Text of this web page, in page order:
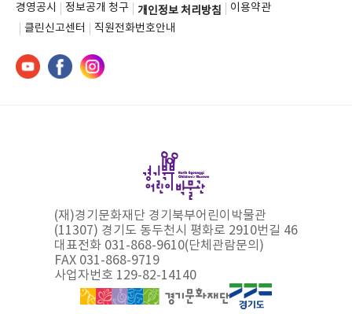
경영공시 정보공개 청구 개인정보 처리방침
이용약관
클린신고센터
직원전화번호안내
(재)경기문화재단 경기북부어린이박물관
(11307) 경기도 동두천시 평화로 2910번길 46
대표전화 031-868-9610(단체관람문의)
FAX 031-868-9719
사업자번호 129-82-14140